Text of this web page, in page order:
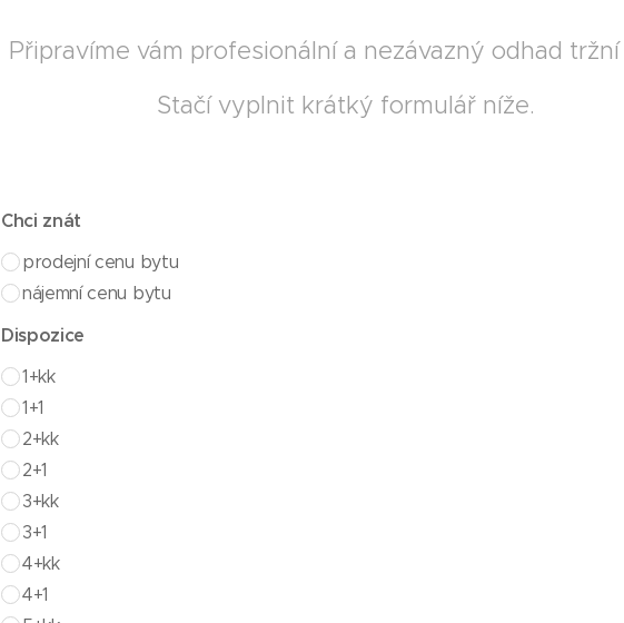
Připravíme vám profesionální a nezávazný odhad tržní
Stačí vyplnit krátký formulář níže.
Chci znát
prodejní cenu bytu
nájemní cenu bytu
Dispozice
1+kk
1+1
2+kk
2+1
3+kk
3+1
4+kk
4+1